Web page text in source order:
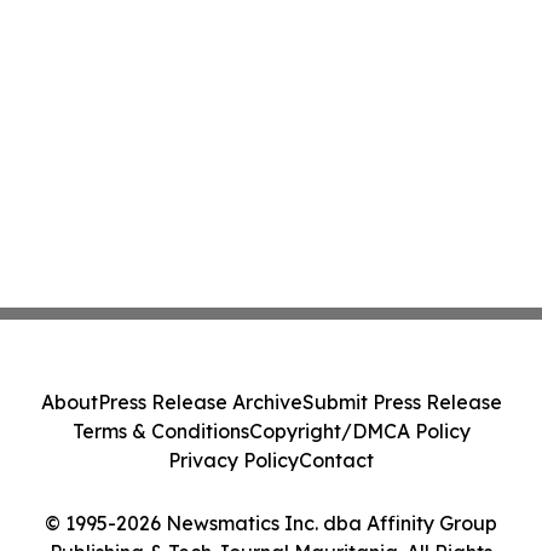
© 1995-2026 Newsmatics Inc. dba Affinity Group
Publishing & Tech Journal Mauritania. All Rights
AboutPress Release ArchiveSubmit Press Release
Terms & ConditionsCopyright/DMCA Policy
Privacy PolicyContact